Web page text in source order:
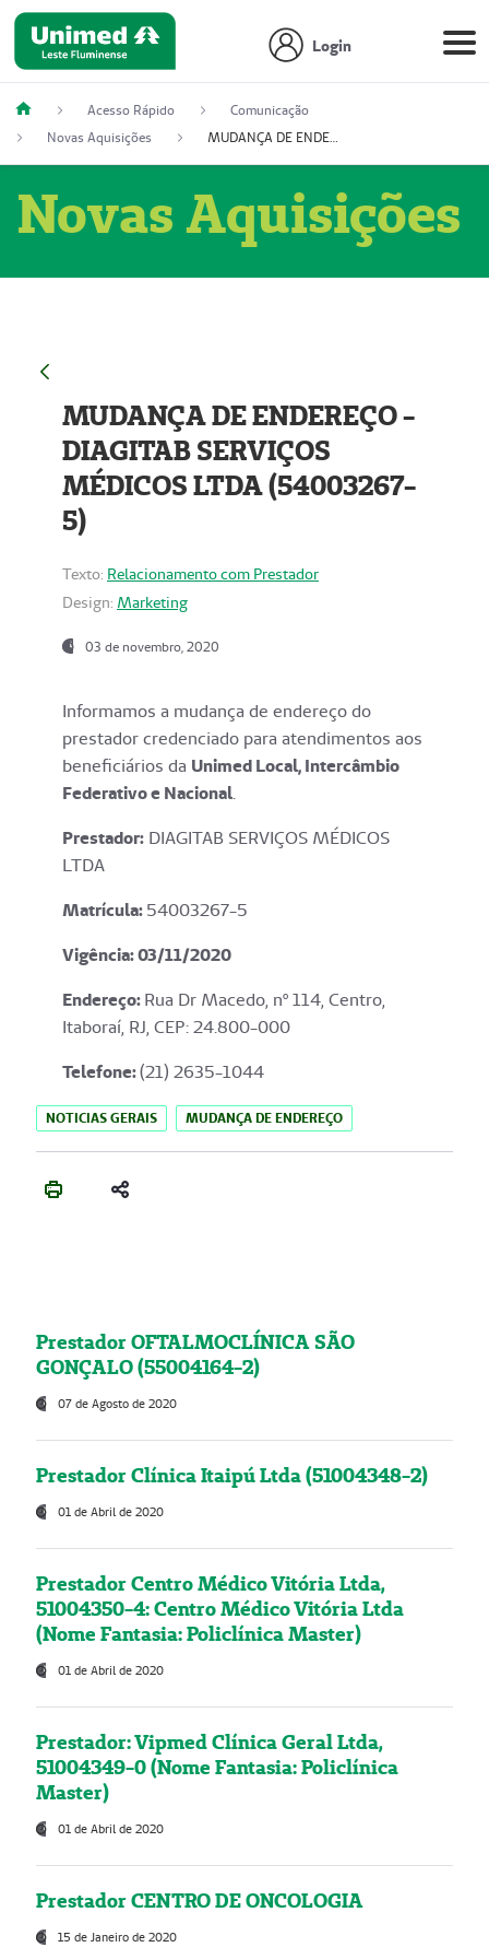
Login
Acesso Rápido
Comunicação
Novas Aquisições
MUDANÇA DE ENDEREÇO - DIAGITAB SERVIÇOS MÉDICOS LTDA (54003267-5)
Novas Aquisições
MUDANÇA DE ENDEREÇO -
DIAGITAB SERVIÇOS
MÉDICOS LTDA (54003267-
5)
Texto: Relacionamento com Prestador
Design: Marketing
03 de novembro, 2020
Informamos a mudança de endereço do
prestador credenciado para atendimentos aos
beneficiários da Unimed Local, Intercâmbio
Federativo e Nacional.
Prestador: DIAGITAB SERVIÇOS MÉDICOS
LTDA
Matrícula:54003267-5
Vigência: 03/11/2020
Endereço:Rua Dr Macedo, nº 114, Centro,
Itaboraí, RJ, CEP: 24.800-000
Telefone:(21) 2635-1044
NOTICIAS GERAIS MUDANÇA DE ENDEREÇO
Prestador OFTALMOCLÍNICA SÃO
GONÇALO (55004164-2)
07 de Agosto de 2020
Prestador Clínica Itaipú Ltda (51004348-2)
01 de Abril de 2020
Prestador Centro Médico Vitória Ltda,
51004350-4: Centro Médico Vitória Ltda
(Nome Fantasia: Policlínica Master)
01 de Abril de 2020
Prestador: Vipmed Clínica Geral Ltda,
51004349-0 (Nome Fantasia: Policlínica
Master)
01 de Abril de 2020
Prestador CENTRO DE ONCOLOGIA
15 de Janeiro de 2020